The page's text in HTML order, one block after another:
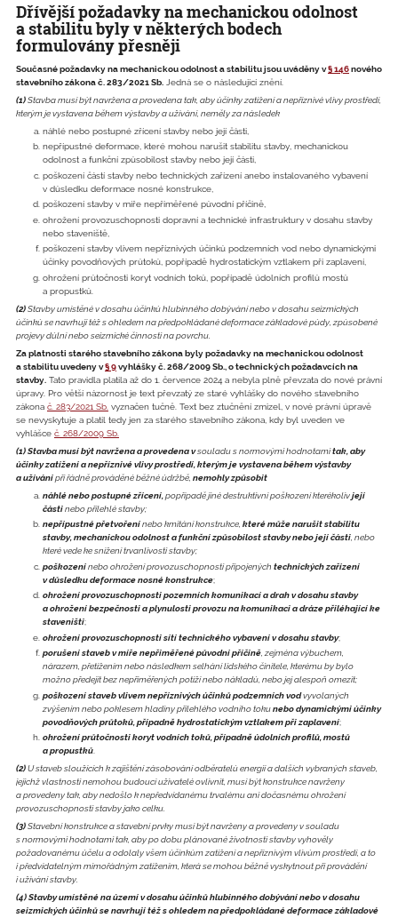
Dřívější požadavky na mechanickou odolnost
a stabilitu byly v některých bodech
formulovány přesněji
Současné požadavky na mechanickou odolnost a stabilitu jsou uváděny v§ 146nového
stavebního zákona č. 283/2021 Sb.
Jedná se o následující znění.
(1)Stavba musí být navržena a provedena tak, aby účinky zatížení a nepříznivé vlivy prostředí,
kterým je vystavena během výstavby a užívání, neměly za následek
náhlé nebo postupné zřícení stavby nebo její části,
nepřípustné deformace, které mohou narušit stabilitu stavby, mechanickou
odolnost a funkční způsobilost stavby nebo její části,
poškození částí stavby nebo technických zařízení anebo instalovaného vybavení
v důsledku deformace nosné konstrukce,
poškození stavby v míře nepřiměřené původní příčině,
ohrožení provozuschopnosti dopravní a technické infrastruktury v dosahu stavby
nebo staveniště,
poškození stavby vlivem nepříznivých účinků podzemních vod nebo dynamickými
účinky povodňových průtoků, popřípadě hydrostatickým vztlakem při zaplavení,
ohrožení průtočnosti koryt vodních toků, popřípadě údolních profilů mostů
a propustků.
(2)Stavby umístěné v dosahu účinků hlubinného dobývání nebo v dosahu seizmických
účinků se navrhují též s ohledem na předpokládané deformace základové půdy, způsobené
projevy důlní nebo seizmické činnosti na povrchu.
Za platnosti starého stavebního zákona byly požadavky na mechanickou odolnost
a stabilitu uvedeny v§ 9vyhlášky č. 268/2009 Sb., o technických požadavcích na
stavby. Tato pravidla platila až do 1. července 2024 a nebyla plně převzata do nové právní
úpravy. Pro větší názornost je text převzatý ze staré vyhlášky do nového stavebního
zákona č. 283/2021 Sb. vyznačen tučně. Text bez ztučnění zmizel, v nové právní úpravě
se nevyskytuje a platil tedy jen za starého stavebního zákona, kdy byl uveden ve
vyhlášce č. 268/2009 Sb.
(1) Stavba musí být navržena a provedena vsouladu s normovými hodnotamitak, aby
účinky zatížení a nepříznivé vlivy prostředí, kterým je vystavena během výstavby
a užívánípři řádně prováděné běžné údržbě, nemohly způsobit
náhlé nebo postupné zřícení, popřípadě jiné destruktivní poškození kterékolivjejí
částinebo přilehlé stavby;
nepřípustné přetvořenínebo kmitání konstrukce, které může narušit stabilitu
stavby, mechanickou odolnost a funkční způsobilost stavby nebo její části , nebo
které vede ke snížení trvanlivosti stavby;
poškozenínebo ohrožení provozuschopnosti připojených technických zařízení
v důsledku deformace nosné konstrukce;
ohrožení provozuschopnosti pozemních komunikací a drah v dosahu stavby
a ohrožení bezpečnosti a plynulosti provozu na komunikaci a dráze přiléhající ke
staveništi;
ohrožení provozuschopnosti sítí technického vybavení v dosahu stavby;
porušení staveb v míře nepřiměřené původní příčině , zejména výbuchem,
nárazem, přetížením nebo následkem selhání lidského činitele, kterému by bylo
možno předejít bez nepřiměřených potíží nebo nákladů, nebo jej alespoň omezit;
poškození staveb vlivem nepříznivých účinků podzemních vodvyvolaných
zvýšením nebo poklesem hladiny přilehlého vodního tokunebo dynamickými účinky
povodňových průtoků, případně hydrostatickým vztlakem při zaplavení;
ohrožení průtočnosti koryt vodních toků, případně údolních profilů, mostů
a propustků
(2)U staveb sloužících k zajištění zásobování odběratelů energií a dalších vybraných staveb,
jejichž vlastnosti nemohou budoucí uživatelé ovlivnit, musí být konstrukce navrženy
a provedeny tak, aby nedošlo k nepředvídanému trvalému ani dočasnému ohrožení
provozuschopnosti stavby jako celku.
(3)Stavební konstrukce a stavební prvky musí být navrženy a provedeny v souladu
s normovými hodnotami tak, aby po dobu plánované životnosti stavby vyhověly
požadovanému účelu a odolaly všem účinkům zatížení a nepříznivým vlivům prostředí, a to
i předvídatelným mimořádným zatížením, která se mohou běžně vyskytnout při provádění
i užívání stavby.
(4)Stavby umístěné na území v dosahu účinků hlubinného dobývání nebo v dosahu
seizmických účinků se navrhují též s ohledem na předpokládané deformace základové